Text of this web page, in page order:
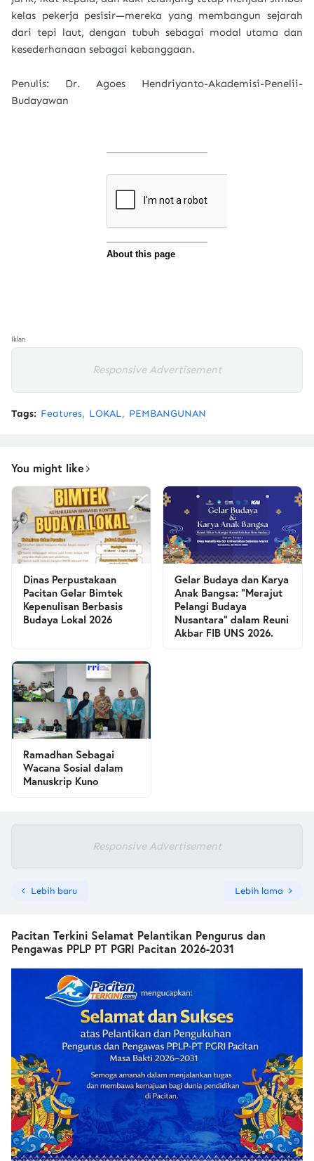
kelas pekerja pesisir—mereka yang membangun sejarah
dari tepi laut, dengan tubuh sebagai modal utama dan
kesederhanaan sebagai kebanggaan.
Penulis: Dr. Agoes Hendriyanto-Akademisi-Penelii-
Budayawan
Iklan
Responsive Advertisement
Tags: Features LOKAL PEMBANGUNAN
You might like
Dinas Perpustakaan
Pacitan Gelar Bimtek
Kepenulisan Berbasis
Budaya Lokal 2026
Gelar Budaya dan Karya
Anak Bangsa: “Merajut
Pelangi Budaya
Nusantara” dalam Reuni
Akbar FIB UNS 2026.
Ramadhan Sebagai
Wacana Sosial dalam
Manuskrip Kuno
Responsive Advertisement
Lebih baru Lebih lama
Pacitan Terkini Selamat Pelantikan Pengurus dan
Pengawas PPLP PT PGRI Pacitan 2026-2031